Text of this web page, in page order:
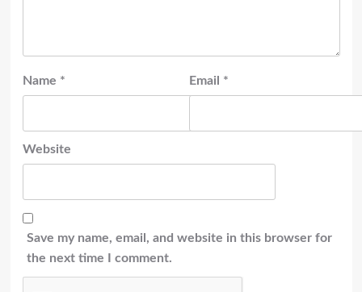
Name * Email *
Website
Save my name, email, and website in this browser for
the next time I comment.